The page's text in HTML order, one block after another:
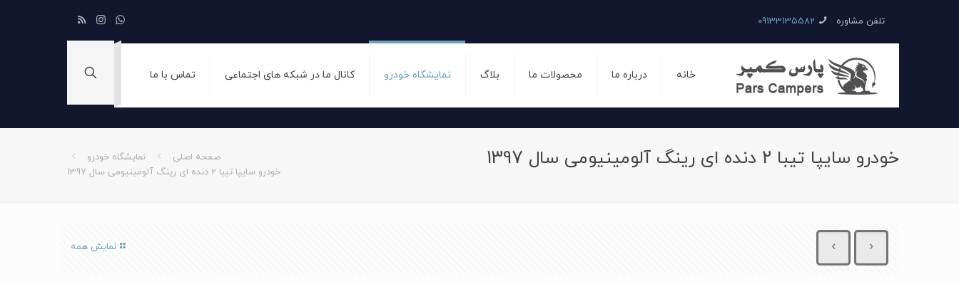
تلفن مشاوره 09133135582
خانه درباره ما محصولات ما بلاگ نمایشگاه خودرو کانال ما در شبکه های اجتماعی تماس با ما
خودرو سایپا تیبا 2 دنده ای رینگ آلومینیومی سال 1397 صفحه اصلی
نمایشگاه خودرو
خودرو سایپا تیبا 2 دنده ای رینگ آلومینیومی سال 1397
نمایش همه